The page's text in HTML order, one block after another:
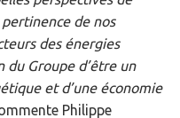
de nos
des énergies
du Groupe d’être un
et d’une économie
Philippe